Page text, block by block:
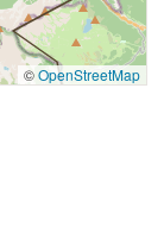
©OpenStreetMap